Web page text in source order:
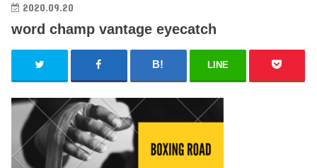
2020.09.20
word champ vantage eyecatch
LINE